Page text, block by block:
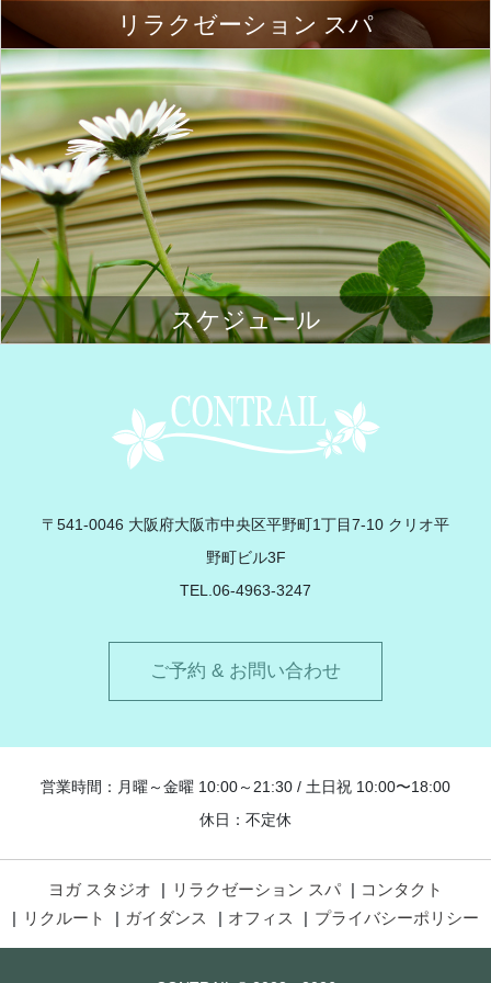
リラクゼーション スパ
スケジュール
〒541-0046 大阪府大阪市中央区平野町1丁目7-10 クリオ平
野町ビル3F
TEL.06-4963-3247
ご予約 & お問い合わせ
営業時間：月曜～金曜 10:00～21:30 / 土日祝 10:00〜18:00
休日：不定休
ヨガ スタジオ リラクゼーション スパ
コンタクト
リクルート
ガイダンス オフィス プライバシーポリシー